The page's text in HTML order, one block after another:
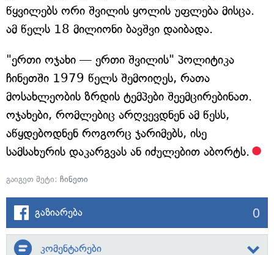
წყვილებს ორი შვილის ყოლის უფლება მისცა.
ამ წელს 18 მილიონი ბავშვი დაიბადა.
"ერთი ოჯახი — ერთი შვილის" პოლიტიკა
ჩინეთში 1979 წელს შემოიღეს, რათა
მოსახლეობის ზრდის ტემპები შეემცირებინათ.
ოჯახები, რომლებიც არღვევდნენ ამ წესს,
აწყდებოდნენ როგორც ჯარიმებს, ისე
სამსახურის დაკარგვას ან იძულებით აბორტს.
გაიგეთ მეტი: ჩინეთი
გაზიარება 0
კომენტარები